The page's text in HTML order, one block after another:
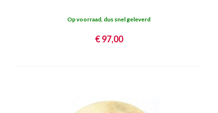
Op voorraad, dus snel geleverd
€ 97,00